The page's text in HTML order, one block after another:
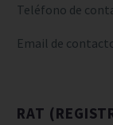
Teléfono de
Email de
RAT